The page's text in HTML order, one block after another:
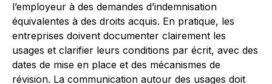
l’employeur à des demandes d’indemnisation
équivalentes à des droits acquis. En pratique, les
entreprises doivent documenter clairement les
usages et clarifier leurs conditions par écrit, avec des
dates de mise en place et des mécanismes de
révision. La communication autour des usages doit